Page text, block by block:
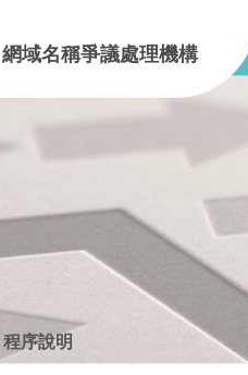
網域名稱爭議處理機構
程序說明